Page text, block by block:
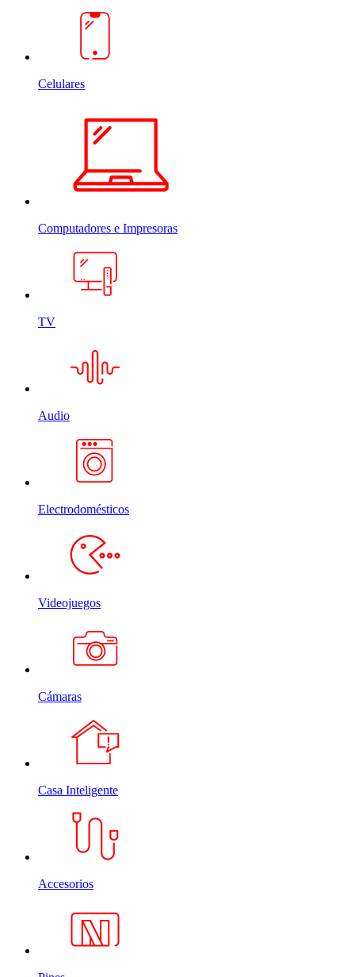
Celulares
Computadores e Impresoras
TV
Audio
Electrodomésticos
Videojuegos
Cámaras
Casa Inteligente
Accesorios